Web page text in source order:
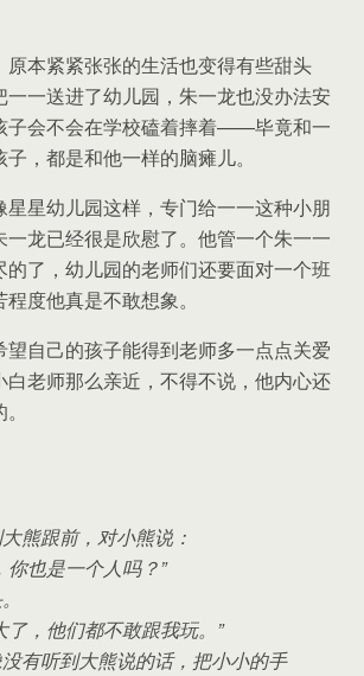
原本紧紧张张的生活也变得有些甜头
一一送进了幼儿园，朱一龙也没办法安
子会不会在学校磕着摔着——毕竟和一
，都是和他一样的脑瘫儿。
星幼儿园这样，专门给一一这种小朋
龙已经很是欣慰了。他管一个朱一一
的了，幼儿园的老师们还要面对一个班
度他真是不敢想象。
自己的孩子能得到老师多一点点关爱
白老师那么亲近，不得不说，他内心还
熊跟前，对小熊说：
你也是一个人吗？”
了，他们都不敢跟我玩。”
有听到大熊说的话，把小小的手